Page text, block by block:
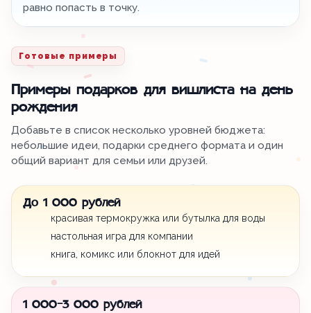
равно попасть в точку.
Готовые примеры
Примеры подарков для вишлиста на день
рождения
Добавьте в список несколько уровней бюджета:
небольшие идеи, подарки среднего формата и один
общий вариант для семьи или друзей.
До 1 000 рублей
красивая термокружка или бутылка для воды
настольная игра для компании
книга, комикс или блокнот для идей
1 000-3 000 рублей